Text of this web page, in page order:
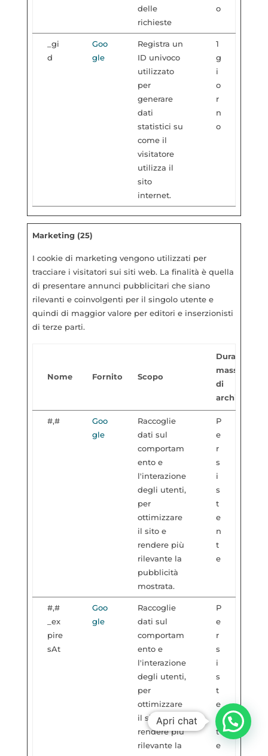
delle
richieste
o
_gi
d
Goo
gle
Registra un
ID univoco
utilizzato
per
generare
dati
statistici su
come il
visitatore
utilizza il
sito
internet.
1
g
i
o
r
n
o
Marketing (25)
I cookie di marketing vengono utilizzati per
tracciare i visitatori sui siti web. La finalità è quella
di presentare annunci pubblicitari che siano
rilevanti e coinvolgenti per il singolo utente e
quindi di maggior valore per editori e inserzionisti
di terze parti.
Nome Fornitore Scopo
Durata
massima
di
#,#
Goo
gle
Raccoglie
dati sul
comportam
ento e
l'interazione
degli utenti,
per
ottimizzare
il sito e
rendere più
rilevante la
pubblicità
mostrata.
P
e
r
s
i
s
t
e
n
t
e
#,#
_ex
pire
sAt
Goo
gle
Raccoglie
dati sul
comportam
ento e
l'interazione
degli utenti,
per
ottimizzare
il sito e
rendere più
rilevante la
P
e
r
s
i
s
t
e
n
t
e
Apri chat